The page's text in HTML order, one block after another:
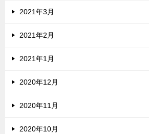
2021年3月
2021年2月
2021年1月
2020年12月
2020年11月
2020年10月